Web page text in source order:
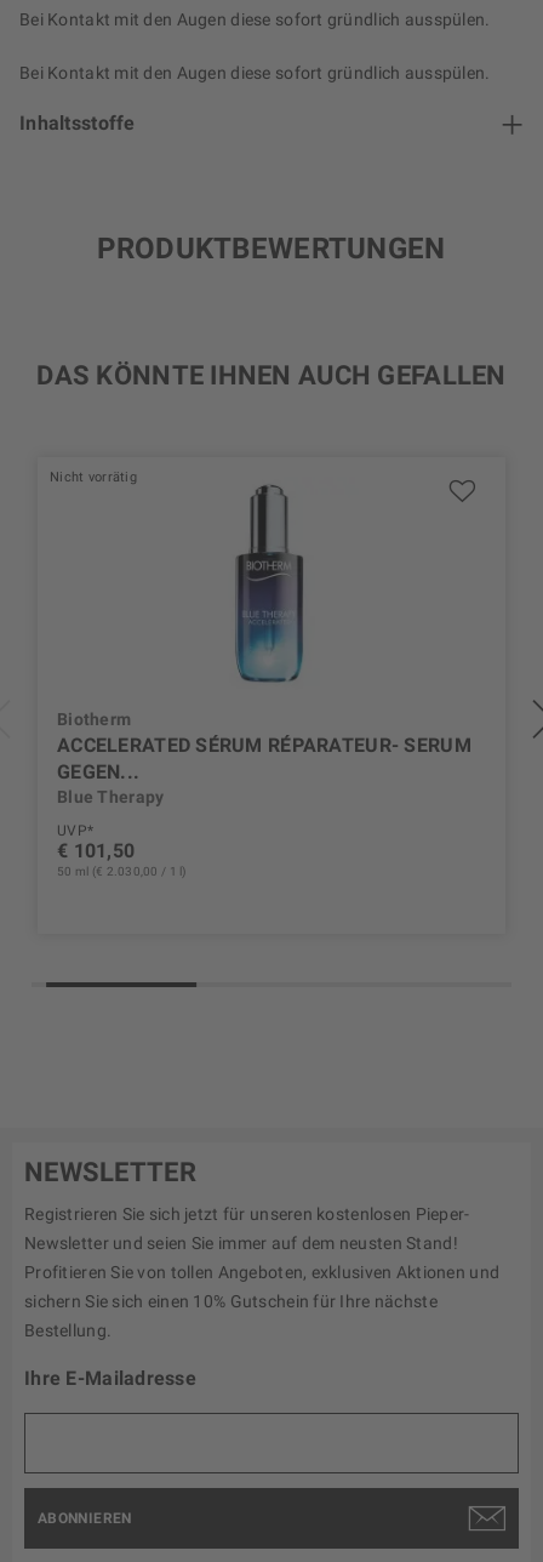
Bei Kontakt mit den Augen diese sofort gründlich ausspülen.
Bei Kontakt mit den Augen diese sofort gründlich ausspülen.
Inhaltsstoffe
PRODUKTBEWERTUNGEN
DAS KÖNNTE IHNEN AUCH GEFALLEN
Nicht vorrätig
Biotherm
ACCELERATED SÉRUM RÉPARATEUR- SERUM
GEGEN...
Blue Therapy
UVP*
€ 101,50
50 ml (€ 2.030,00 / 1 l)
NEWSLETTER
Registrieren Sie sich jetzt für unseren kostenlosen Pieper-
Newsletter und seien Sie immer auf dem neusten Stand!
Profitieren Sie von tollen Angeboten, exklusiven Aktionen und
sichern Sie sich einen 10% Gutschein für Ihre nächste
Bestellung.
Ihre E-Mailadresse
ABONNIEREN